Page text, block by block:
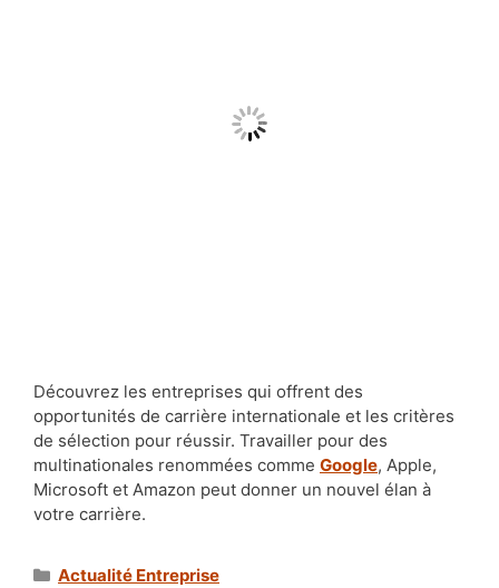
Découvrez les entreprises qui offrent des
opportunités de carrière internationale et les critères
de sélection pour réussir. Travailler pour des
multinationales renommées comme Google, Apple,
Microsoft et Amazon peut donner un nouvel élan à
votre carrière.
Catégories
Actualité Entreprise